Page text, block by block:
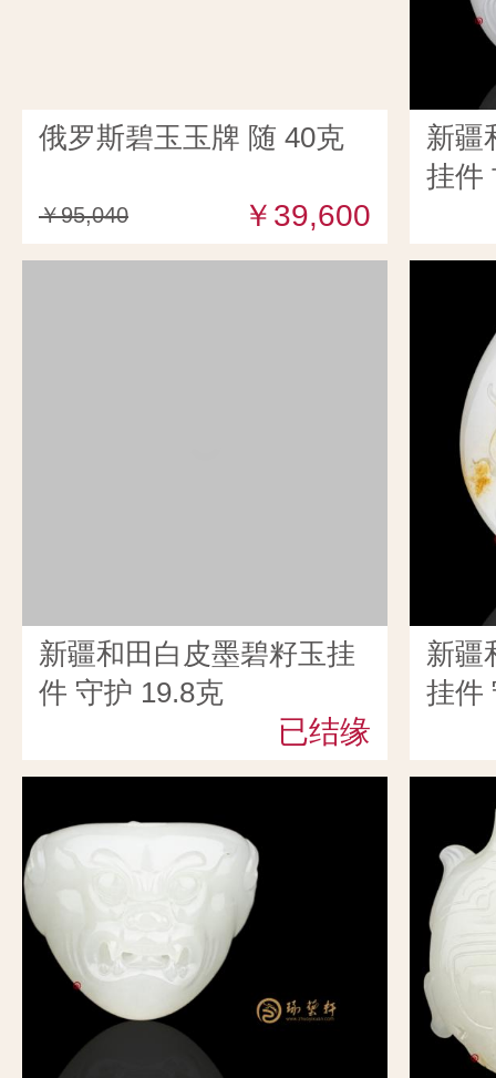
俄罗斯碧玉玉牌 随 40克
￥95,040 ￥39,600
新疆
挂件
新疆和田白皮墨碧籽玉挂
件 守护 19.8克
已结缘
新疆
挂件